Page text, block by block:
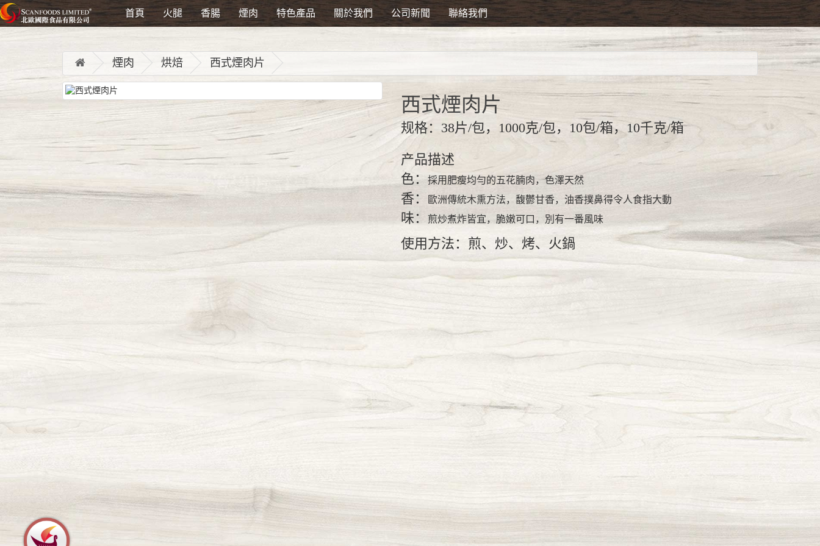
首頁 火腿 香腸 煙肉 特色產品 關於我們 公司新聞 聯絡我們
煙肉 烘焙 西式煙肉片
西式煙肉片
规格：38片/包，1000克/包，10包/箱，10千克/箱
产品描述
色：採用肥瘦均勻的五花腩肉，色澤天然
香： 歐洲傳統木熏方法，馥鬱甘香，油香撲鼻得令人食指大動
味： 煎炒煮炸皆宜，脆嫩可口，別有一番風味
使用方法：煎、炒、烤、火鍋